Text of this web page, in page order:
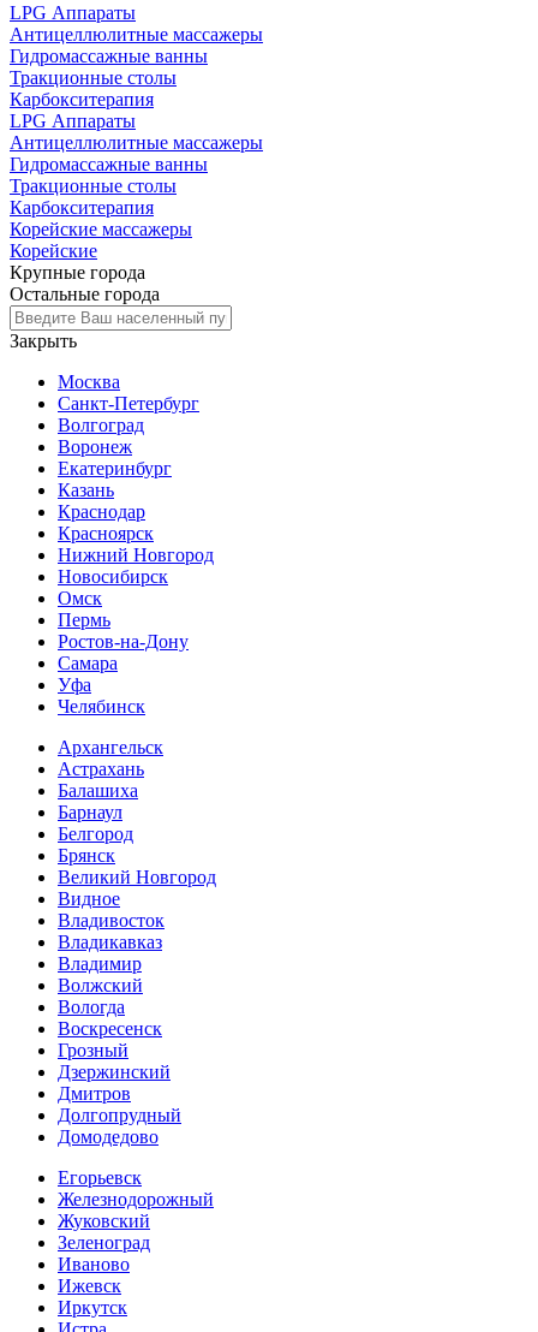
LPG Аппараты
Антицеллюлитные массажеры
Гидромассажные ванны
Тракционные столы
Карбокситерапия
LPG Аппараты
Антицеллюлитные массажеры
Гидромассажные ванны
Тракционные столы
Карбокситерапия
Корейские массажеры
Корейские
Крупные города
Остальные города
Закрыть
Москва
Санкт-Петербург
Волгоград
Воронеж
Екатеринбург
Казань
Краснодар
Красноярск
Нижний Новгород
Новосибирск
Омск
Пермь
Ростов-на-Дону
Самара
Уфа
Челябинск
Архангельск
Астрахань
Балашиха
Барнаул
Белгород
Брянск
Великий Новгород
Видное
Владивосток
Владикавказ
Владимир
Волжский
Вологда
Воскресенск
Грозный
Дзержинский
Дмитров
Долгопрудный
Домодедово
Егорьевск
Железнодорожный
Жуковский
Зеленоград
Иваново
Ижевск
Иркутск